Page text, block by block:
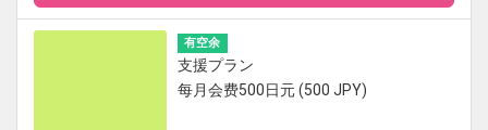
有空余
支援プラン
每月会费500日元 (500 JPY)